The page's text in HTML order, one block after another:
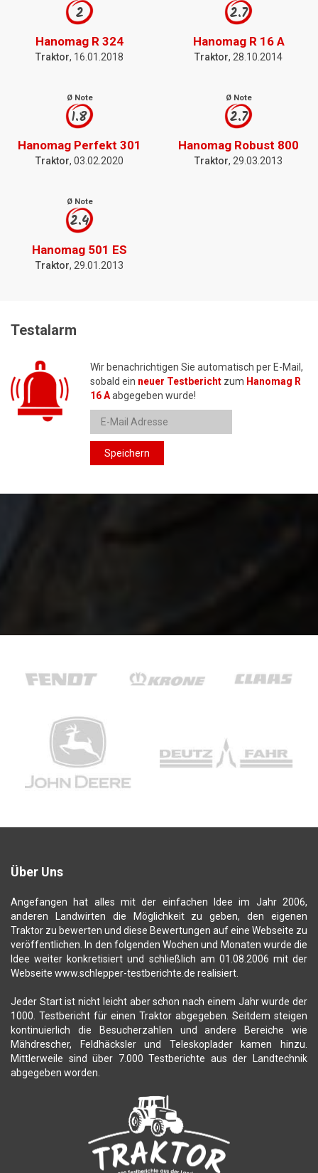
2
Hanomag R 324
Traktor, 16.01.2018
2.7
Hanomag R 16 A
Traktor, 28.10.2014
Ø Note
1.8
Hanomag Perfekt 301
Traktor, 03.02.2020
Ø Note
2.7
Hanomag Robust 800
Traktor, 29.03.2013
Ø Note
2.4
Hanomag 501 ES
Traktor, 29.01.2013
Testalarm
Wir benachrichtigen Sie automatisch per E-Mail,
sobald ein neuer Testbericht zum Hanomag R
16 Aabgegeben wurde!
Speichern
Über Uns
Angefangen hat alles mit der einfachen Idee im Jahr 2006,
anderen Landwirten die Möglichkeit zu geben, den eigenen
Traktor zu bewerten und diese Bewertungen auf eine Webseite zu
veröffentlichen. In den folgenden Wochen und Monaten wurde die
Idee weiter konkretisiert und schließlich am 01.08.2006 mit der
Webseite www.schlepper-testberichte.de realisiert.
Jeder Start ist nicht leicht aber schon nach einem Jahr wurde der
1000. Testbericht für einen Traktor abgegeben. Seitdem steigen
kontinuierlich die Besucherzahlen und andere Bereiche wie
Mähdrescher, Feldhäcksler und Teleskoplader kamen hinzu.
Mittlerweile sind über 7.000 Testberichte aus der Landtechnik
abgegeben worden.